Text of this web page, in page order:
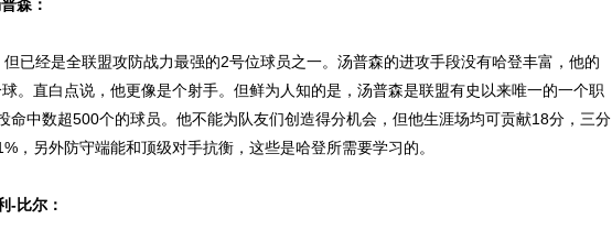
森：
经是全联盟攻防战力最强的2号位球员之一。汤普森的进攻手段没有哈登丰富，他的
。直白点说，他更像是个射手。但鲜为人知的是，汤普森是联盟有史以来唯一的一个职
命中数超500个的球员。他不能为队友们创造得分机会，但他生涯场均可贡献18分，三分
，另外防守端能和顶级对手抗衡，这些是哈登所需要学习的。
比尔：